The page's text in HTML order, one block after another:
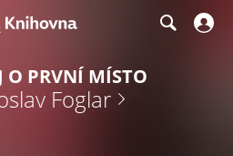
O PRVNÍ MÍSTO
Foglar